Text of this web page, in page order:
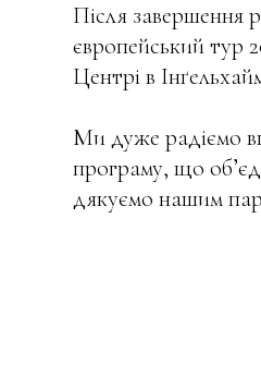
Після завершення
європейський тур
Центрі в
Ми дуже радіємо
програму, що
дякуємо нашим